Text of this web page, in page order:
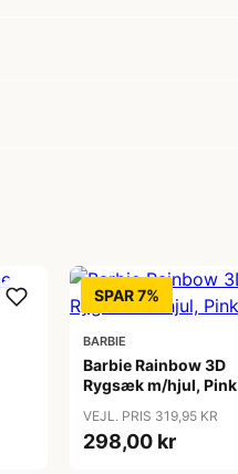
SPAR 7%
BARBIE
Barbie Rainbow 3D
Rygsæk m/hjul, Pink
VEJL. PRIS 319,95 KR
298,00 kr